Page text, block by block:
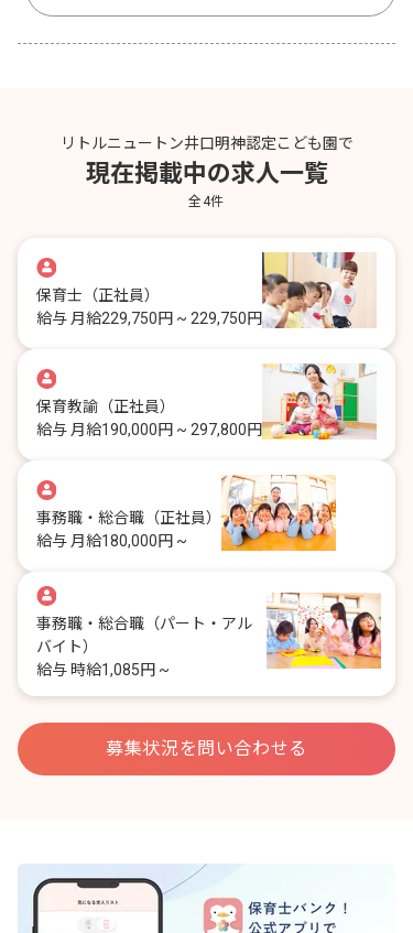
リトルニュートン井口明神認定こども園で
現在掲載中の求人一覧
全 4件
保育士 （正社員）
給与 月給229,750円 ~ 229,750円
保育教諭 （正社員）
給与 月給190,000円 ~ 297,800円
事務職・総合職 （正社員）
給与 月給180,000円 ~
事務職・総合職 （パート・アル
バイト）
給与時給1,085円 ~
募集状況を問い合わせる